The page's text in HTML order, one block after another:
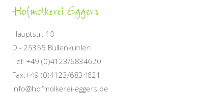
Hofmolkerei Eggers
Hauptstr. 10
D - 25355 Bullenkuhlen
Tel: +49 (0)4123/6834620
Fax:+49 (0)4123/6834621
info@hofmolkerei-eggers.de